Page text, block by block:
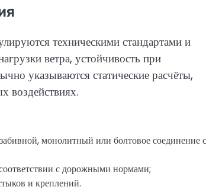
техническими стандартами и
ветра, устойчивость при
указываются статические расчёты,
воздействиях.
монолитный или болтовое соединение с
с дорожными нормами;
и креплений.